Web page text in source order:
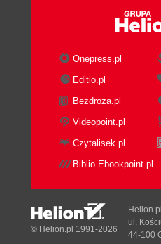
Onepress.pl
Editio.pl
Bezdroza.pl
Videopoint.pl
Czytalisek.pl
Biblio.Ebookpoint.pl
© Helion.pl 1991-2026
ul.
44-100